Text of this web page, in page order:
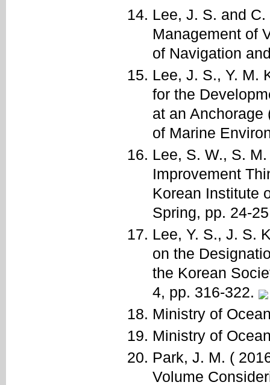
Lee, J. S. and
Management of
of Navigation
Lee, J. S., Y. M.
for the
at an Anchorage
of Marine
Lee, S. W., S.
Improvement
Korean Institute
Spring, pp. 24-
Lee, Y. S., J. S.
on the
the Korean
4, pp. 316-322.
Ministry of
Ministry of
Park, J. M. (
Volume